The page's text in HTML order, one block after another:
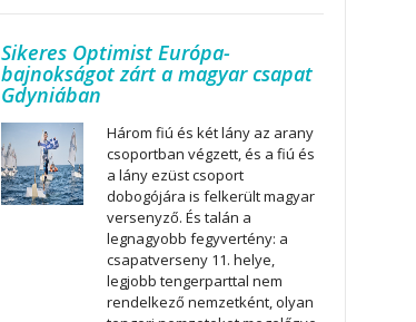
Sikeres Optimist Európa-
bajnokságot zárt a magyar csapat
Gdyniában
Három fiú és két lány az arany
csoportban végzett, és a fiú és
a lány ezüst csoport
dobogójára is felkerült magyar
versenyző. És talán a
legnagyobb fegyvertény: a
csapatverseny 11. helye,
legjobb tengerparttal nem
rendelkező nemzetként, olyan